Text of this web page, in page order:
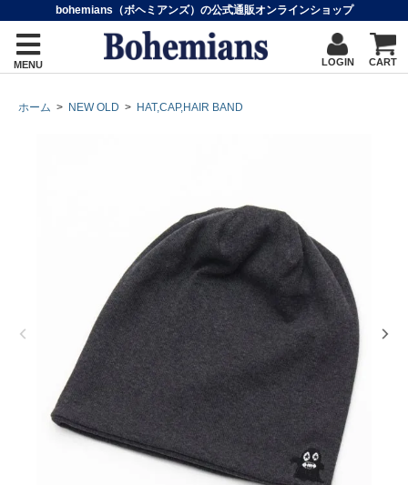
bohemians（ボヘミアンズ）の公式通販オンラインショップ
MENU LOGIN CART
ホーム > NEW OLD > HAT,CAP,HAIR BAND